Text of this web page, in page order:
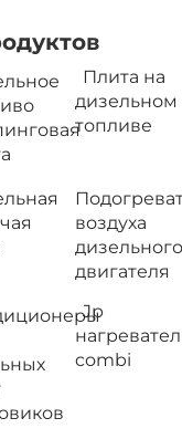
Плита на
дизельном
топливе
воздуха
дизельного
двигателя
Jp
combi